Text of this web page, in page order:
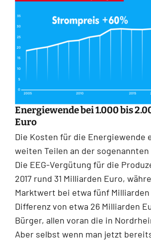
Energiewende bei 1.000 bis
Euro
Die Kosten für die Energiewende
weiten Teilen an der sogenannten
Die EEG-Vergütung für die
2017 rund 31 Milliarden Euro,
Marktwert bei etwa fünf Milliarden
Differenz von etwa 26 Milliarden
Bürger, allen voran die in
Aber selbst wenn man jetzt